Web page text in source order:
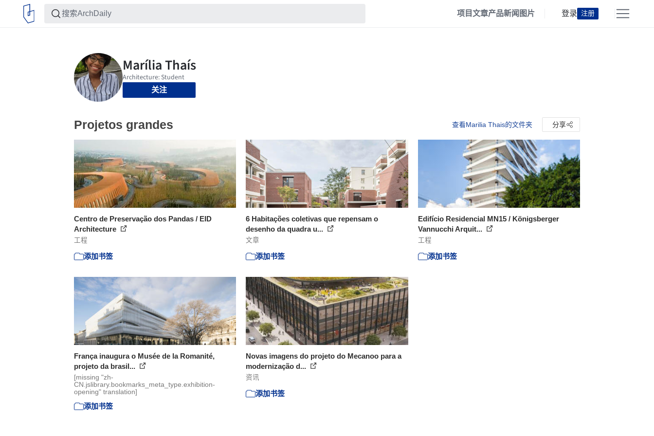
项目文章产品新闻 图片 登录 注册
关注
Projetos grandes 查看Marilia Thais的文件夹 分享
Centro de Preservação dos Pandas / EID
Architecture
工程
添加书签
6 Habitações coletivas que repensam o
desenho da quadra u...
文章
添加书签
Edifício Residencial MN15 / Königsberger
Vannucchi Arquit...
工程
添加书签
França inaugura o Musée de la Romanité,
projeto da brasil...
[missing "zh-
CN.jslibrary.bookmarks_meta_type.exhibition-
opening" translation]
添加书签
Novas imagens do projeto do Mecanoo para a
modernização d...
资讯
添加书签